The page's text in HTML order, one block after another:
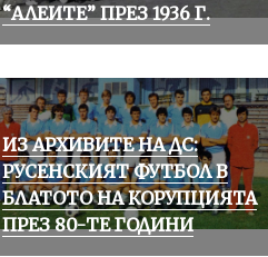
“АЛЕИТЕ” ПРЕЗ 1936 Г.
ИЗ АРХИВИТЕ НА ДС:
РУСЕНСКИЯТ ФУТБОЛ В
БЛАТОТО НА КОРУПЦИЯТА
ПРЕЗ 80-ТЕ ГОДИНИ